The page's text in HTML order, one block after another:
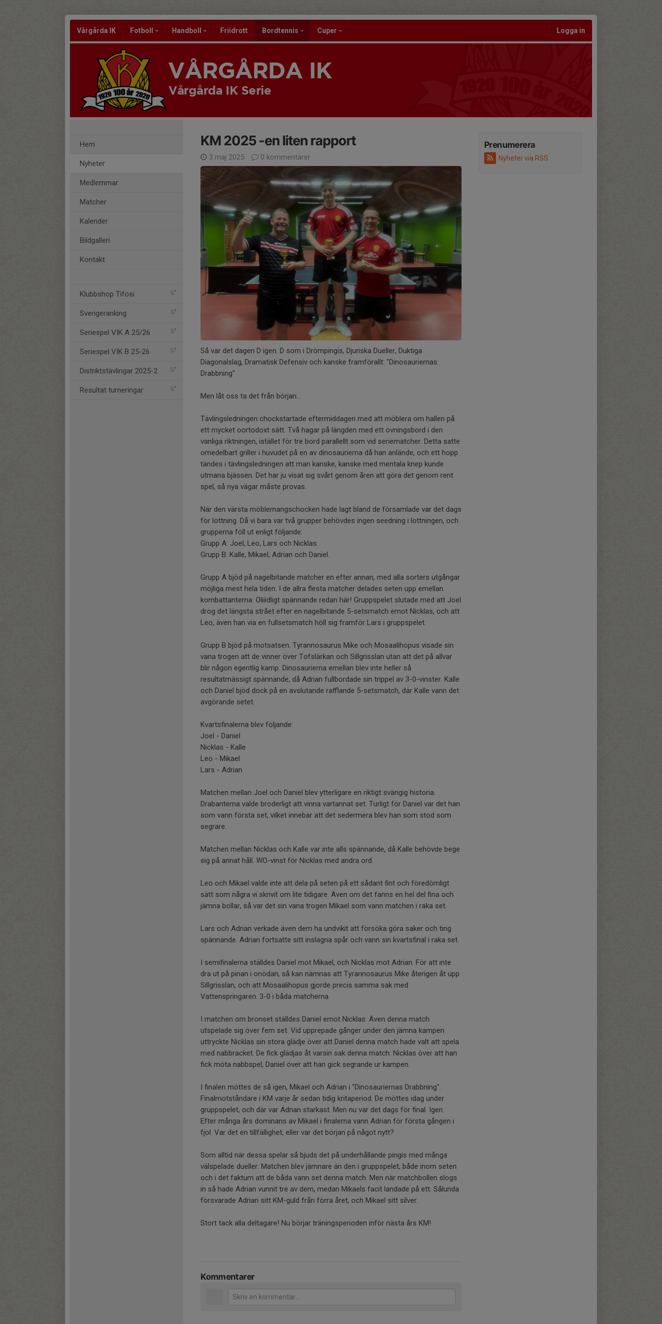
Vårgårda IK Fotboll Handboll Friidrott Bordtennis Cuper Logga in
VÅRGÅRDA IK
Vårgårda IK Serie
Hem
Nyheter
Medlemmar
Matcher
Kalender
Bildgalleri
Kontakt
Klubbshop Tifosi
Sverigeranking
Seriespel VIK A 25/26
Seriespel VIK B 25-26
Distriktstävlingar 2025-2
Resultat turneringar
Prenumerera
Nyheter via RSS
KM 2025 -en liten rapport
3 maj 2025 0 kommentarer
Så var det dagen D igen. D som i Drömpingis, Djuriska Dueller, Duktiga
Diagonalslag, Dramatisk Defensiv och kanske framförallt: "Dinosauriernas
Drabbning"
Men låt oss ta det från början...
Tävlingsledningen chockstartade eftermiddagen med att möblera om hallen på
ett mycket oortodoxt sätt. Två hagar på längden med ett övningsbord i den
vanliga riktningen, istället för tre bord parallellt som vid seriematcher. Detta satte
omedelbart griller i huvudet på en av dinosaurierna då han anlände, och ett hopp
tändes i tävlingsledningen att man kanske, kanske med mentala knep kunde
utmana bjässen. Det har ju visat sig svårt genom åren att göra det genom rent
spel, så nya vägar måste provas.
När den värsta möblemangschocken hade lagt bland de församlade var det dags
för lottning. Då vi bara var två grupper behövdes ingen seedning i lottningen, och
grupperna föll ut enligt följande:
Grupp A: Joel, Leo, Lars och Nicklas.
Grupp B: Kalle, Mikael, Adrian och Daniel.
Grupp A bjöd på nagelbitande matcher en efter annan, med alla sorters utgångar
möjliga mest hela tiden. I de allra flesta matcher delades seten upp emellan
kombattanterna. Oliiidligt spännande redan här! Gruppspelet slutade med att Joel
drog det längsta strået efter en nagelbitande 5-setsmatch emot Nicklas, och att
Leo, även han via en fullsetsmatch höll sig framför Lars i gruppspelet.
Grupp B bjöd på motsatsen. Tyrannosaurus Mike och Mosaalihopus visade sin
vana trogen att de vinner över Tofslärkan och Sillgrisslan utan att det på allvar
blir någon egentlig kamp. Dinosaurierna emellan blev inte heller så
resultatmässigt spännande, då Adrian fullbordade sin trippel av 3-0-vinster. Kalle
och Daniel bjöd dock på en avslutande rafflande 5-setsmatch, där Kalle vann det
avgörande setet.
Kvartsfinalerna blev följande:
Joel - Daniel
Nicklas - Kalle
Leo - Mikael
Lars - Adrian
Matchen mellan Joel och Daniel blev ytterligare en riktigt svängig historia.
Drabanterna valde broderligt att vinna vartannat set. Turligt för Daniel var det han
som vann första set, vilket innebar att det sedermera blev han som stod som
segrare.
Matchen mellan Nicklas och Kalle var inte alls spännande, då Kalle behövde bege
sig på annat håll. WO-vinst för Nicklas med andra ord.
Leo och Mikael valde inte att dela på seten på ett sådant fint och föredömligt
sätt som några vi skrivit om lite tidigare. Även om det fanns en hel del fina och
jämna bollar, så var det sin vana trogen Mikael som vann matchen i raka set.
Lars och Adrian verkade även dem ha undvikit att försöka göra saker och ting
spännande. Adrian fortsatte sitt inslagna spår och vann sin kvartsfinal i raka set.
I semifinalerna ställdes Daniel mot Mikael, och Nicklas mot Adrian. För att inte
dra ut på pinan i onödan, så kan nämnas att Tyrannosaurus Mike återigen åt upp
Sillgrisslan, och att Mosaalihopus gjorde precis samma sak med
Vattenspringaren. 3-0 i båda matcherna.
I matchen om bronset ställdes Daniel emot Nicklas. Även denna match
utspelade sig över fem set. Vid upprepade gånger under den jämna kampen
uttryckte Nicklas sin stora glädje över att Daniel denna match hade valt att spela
med nabbracket. De fick glädjas åt varsin sak denna match: Nicklas över att han
fick möta nabbspel, Daniel över att han gick segrande ur kampen.
I finalen möttes de så igen, Mikael och Adrian i "Dinosauriernas Drabbning".
Finalmotståndare i KM varje år sedan tidig kritaperiod. De möttes idag under
gruppspelet, och där var Adrian starkast. Men nu var det dags för final. Igen.
Efter många års dominans av Mikael i finalerna vann Adrian för första gången i
fjol. Var det en tillfällighet, eller var det början på något nytt?
Som alltid när dessa spelar så bjuds det på underhållande pingis med många
välspelade dueller. Matchen blev jämnare än den i gruppspelet, både inom seten
och i det faktum att de båda vann set denna match. Men när matchbollen slogs
in så hade Adrian vunnit tre av dem, medan Mikaels facit landade på ett. Sålunda
försvarade Adrian sitt KM-guld från förra året, och Mikael sitt silver.
Stort tack alla deltagare! Nu börjar träningsperioden inför nästa års KM!
Kommentarer